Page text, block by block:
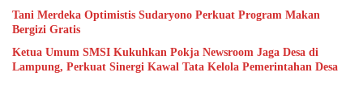
Tani Merdeka Optimistis Sudaryono Perkuat Program Makan
Bergizi Gratis
Ketua Umum SMSI Kukuhkan Pokja Newsroom Jaga Desa di
Lampung, Perkuat Sinergi Kawal Tata Kelola Pemerintahan Desa